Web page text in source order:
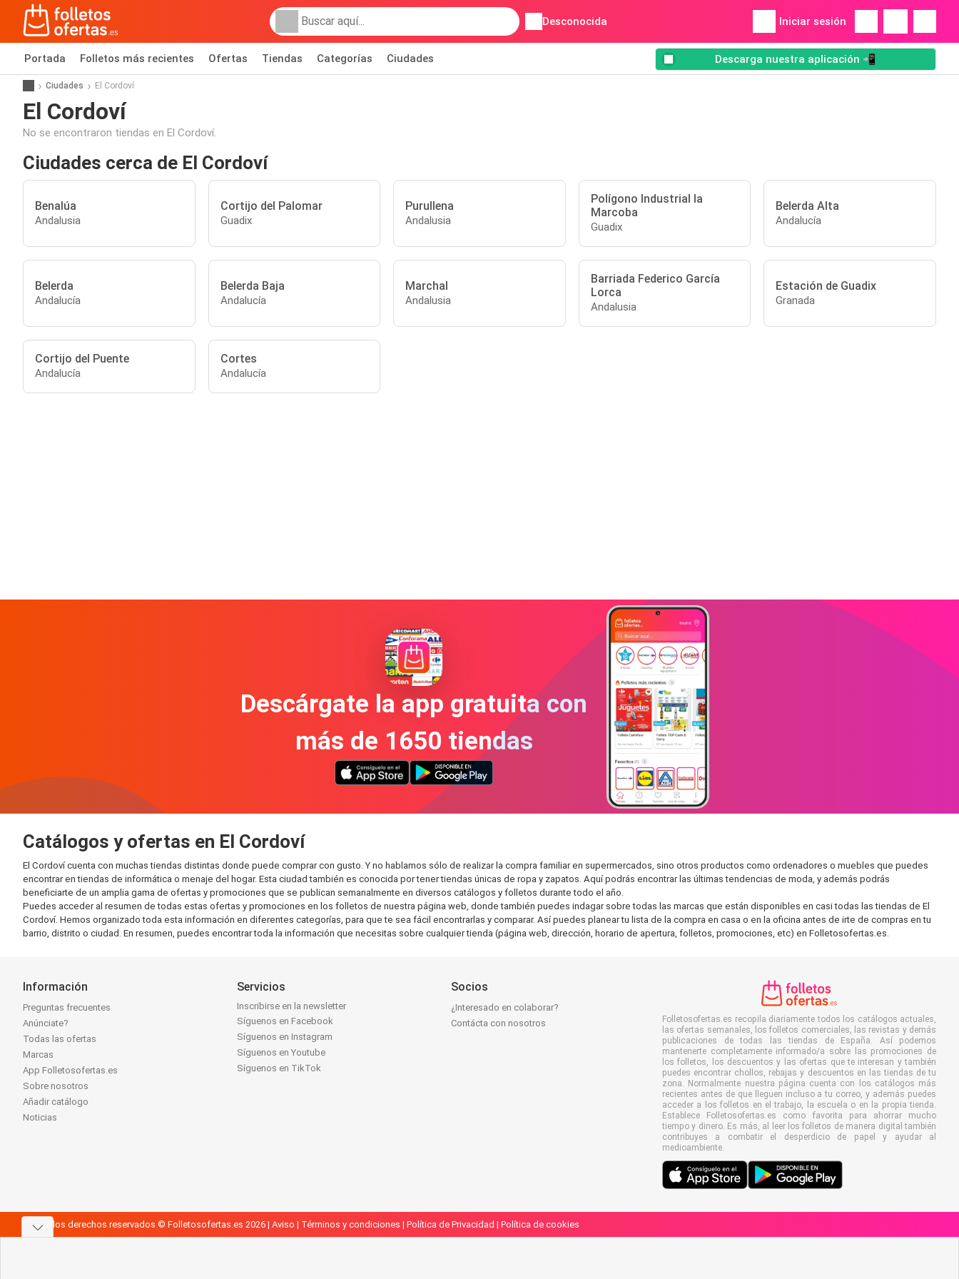
Desconocida Iniciar sesión
Portada Folletos más recientes Ofertas Tiendas Categorías Ciudades Descarga nuestra aplicación 📲
Ciudades El Cordoví
El Cordoví
No se encontraron tiendas en El Cordoví.
Ciudades cerca de El Cordoví
Benalúa
Andalusia
Cortijo del Palomar
Guadix
Purullena
Andalusia
Polígono Industrial la
Marcoba
Guadix
Belerda Alta
Andalucía
Belerda
Andalucía
Belerda Baja
Andalucía
Marchal
Andalusia
Barriada Federico García
Lorca
Andalusia
Estación de Guadix
Granada
Cortijo del Puente
Andalucía
Cortes
Andalucía
Descárgate la app gratuita con
más de 1650 tiendas
Catálogos y ofertas en El Cordoví
El Cordoví cuenta con muchas tiendas distintas donde puede comprar con gusto. Y no hablamos sólo de realizar la compra familiar en supermercados, sino otros productos como ordenadores o muebles que puedes
encontrar en tiendas de informática o menaje del hogar. Esta ciudad también es conocida por tener tiendas únicas de ropa y zapatos. Aquí podrás encontrar las últimas tendencias de moda, y además podrás
beneficiarte de un amplia gama de ofertas y promociones que se publican semanalmente en diversos catálogos y folletos durante todo el año.
Puedes acceder al resumen de todas estas ofertas y promociones en los folletos de nuestra página web, donde también puedes indagar sobre todas las marcas que están disponibles en casi todas las tiendas de El
Cordoví. Hemos organizado toda esta información en diferentes categorías, para que te sea fácil encontrarlas y comparar. Así puedes planear tu lista de la compra en casa o en la oficina antes de irte de compras en tu
barrio, distrito o ciudad. En resumen, puedes encontrar toda la información que necesitas sobre cualquier tienda (página web, dirección, horario de apertura, folletos, promociones, etc) en Folletosofertas.es.
Información
Preguntas frecuentes
Anúnciate?
Todas las ofertas
Marcas
App Folletosofertas.es
Sobre nosotros
Añadir catálogo
Noticias
Servicios
Inscribirse en la newsletter
Síguenos en Facebook
Síguenos en Instagram
Síguenos en Youtube
Síguenos en TikTok
Socios
¿Interesado en colaborar?
Contácta con nosotros
Folletosofertas.es recopila diariamente todos los catálogos actuales,
las ofertas semanales, los folletos comerciales, las revistas y demás
publicaciones de todas las tiendas de España. Así podemos
mantenerte completamente informado/a sobre las promociones de
los folletos, los descuentos y las ofertas que te interesan y también
puedes encontrar chollos, rebajas y descuentos en las tiendas de tu
zona. Normalmente nuestra página cuenta con los catálogos más
recientes antes de que lleguen incluso a tu correo, y además puedes
acceder a los folletos en el trabajo, la escuela o en la propia tienda.
Establece Folletosofertas.es como favorita para ahorrar mucho
tiempo y dinero. Es más, al leer los folletos de manera digital también
contribuyes a combatir el desperdicio de papel y ayudar al
medioambiente.
Todos los derechos reservados © Folletosofertas.es 2026 | Aviso | Términos y condiciones | Política de Privacidad | Política de cookies